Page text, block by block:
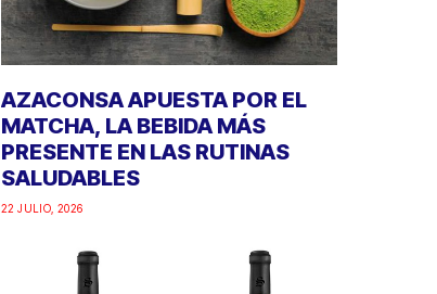
AZACONSA APUESTA POR EL
MATCHA, LA BEBIDA MÁS
PRESENTE EN LAS RUTINAS
SALUDABLES
22 JULIO, 2026